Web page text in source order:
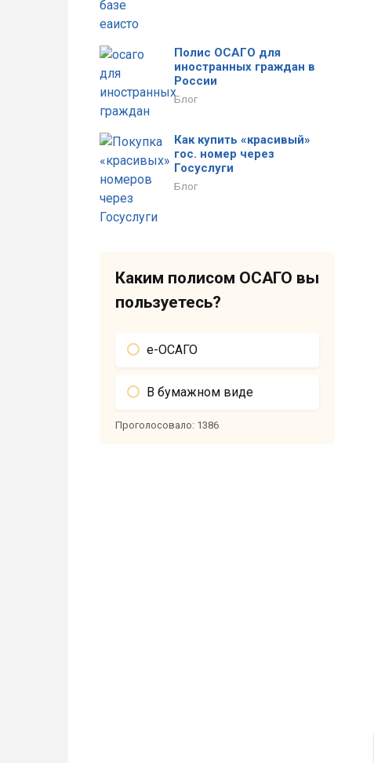
Полис ОСАГО для
иностранных граждан в
России
Блог
Как купить «красивый»
гос. номер через
Госуслуги
Блог
Каким полисом ОСАГО вы
пользуетесь?
е-ОСАГО
В бумажном виде
Проголосовало: 1386